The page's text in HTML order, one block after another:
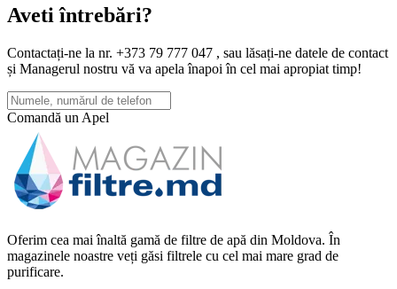
Aveti întrebări?
Contactați-ne la nr. +373 79 777 047 , sau lăsați-ne datele de contact
și Managerul nostru vă va apela înapoi în cel mai apropiat timp!
Comandă un Apel
Oferim cea mai înaltă gamă de filtre de apă din Moldova. În
magazinele noastre veți găsi filtrele cu cel mai mare grad de
purificare.